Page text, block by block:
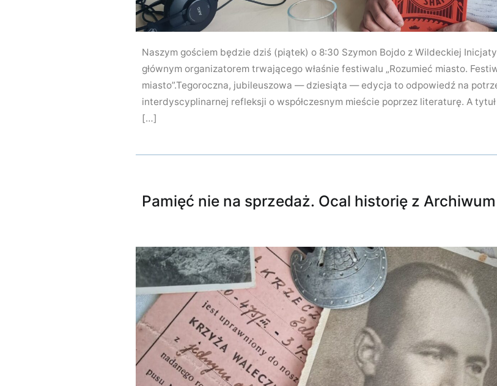
Naszym gościem będzie dziś (piątek) o 8:30 Szymon Bojdo z Wildeckiej
głównym organizatorem trwającego właśnie festiwalu „Rozumieć miasto.
miasto”.Tegoroczna, jubileuszowa — dziesiąta — edycja to odpowiedź na
interdyscyplinarnej refleksji o współczesnym mieście poprzez literaturę. A
[…]
Pamięć nie na sprzedaż. Ocal historię z Archiwum